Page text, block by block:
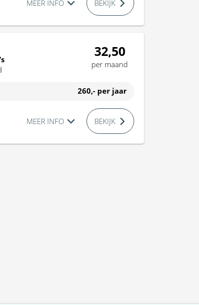
MEER INFO BEKIJK
32,50
per maand
260,- per jaar
MEER INFO BEKIJK